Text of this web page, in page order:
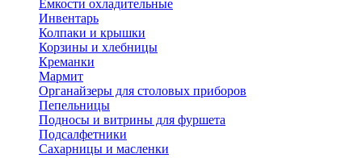
Емкости охладительные
Инвентарь
Колпаки и крышки
Корзины и хлебницы
Креманки
Мармит
Органайзеры для столовых приборов
Пепельницы
Подносы и витрины для фуршета
Подсалфетники
Сахарницы и масленки